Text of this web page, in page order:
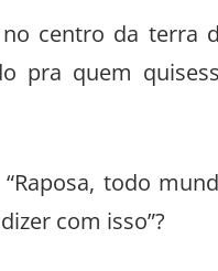
centro da terra
pra quem
todo
com isso”?